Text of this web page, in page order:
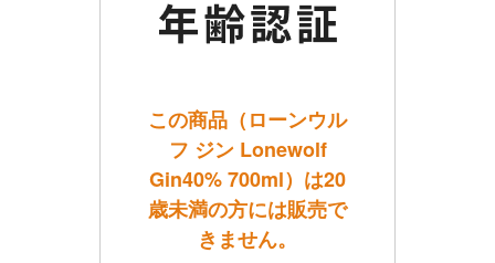
この商品（ローンウル
フ ジン Lonewolf
Gin40% 700ml）は20
歳未満の方には販売で
きません。